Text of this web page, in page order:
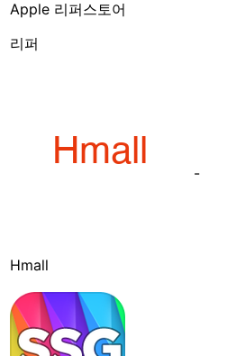
Apple 리퍼스토어
리퍼
Hmall
-